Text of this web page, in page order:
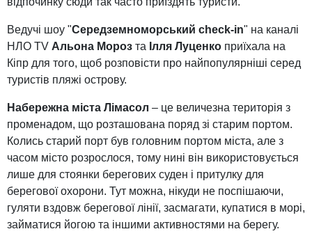
Ведучі шоу "Середземноморський check-in" на каналі
НЛО TV Альона Мороз та Ілля Луценко приїхала на
Кіпр для того, щоб розповісти про найпопулярніші серед
туристів пляжі острову.
Набережна міста Лімасол – це величезна територія з
променадом, що розташована поряд зі старим портом.
Колись старий порт був головним портом міста, але з
часом місто розрослося, тому нині він використовується
лише для стоянки берегових суден і притулку для
берегової охорони. Тут можна, нікуди не поспішаючи,
гуляти вздовж берегової лінії, засмагати, купатися в морі,
займатися йогою та іншими активностями на берегу.